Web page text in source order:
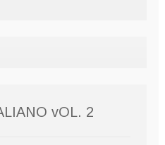
vOL. 2